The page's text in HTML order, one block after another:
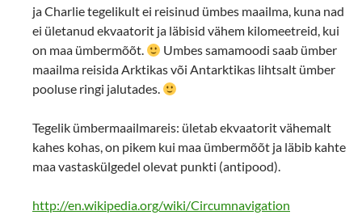
ja Charlie tegelikult ei reisinud ümbes maailma, kuna nad
ei ületanud ekvaatorit ja läbisid vähem kilomeetreid, kui
on maa ümbermõõt.
Umbes samamoodi saab ümber
maailma reisida Arktikas või Antarktikas lihtsalt ümber
pooluse ringi jalutades.
Tegelik ümbermaailmareis: ületab ekvaatorit vähemalt
kahes kohas, on pikem kui maa ümbermõõt ja läbib kahte
maa vastaskülgedel olevat punkti (antipood).
http://en.wikipedia.org/wiki/Circumnavigation